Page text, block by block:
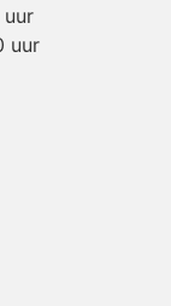
uur
uur